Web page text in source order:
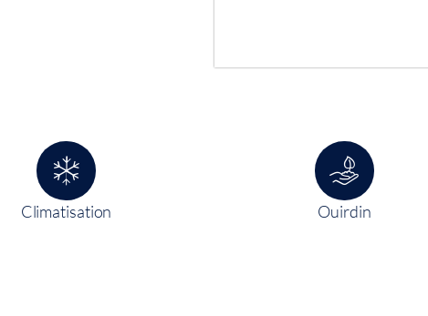
Climatisation Ouirdin